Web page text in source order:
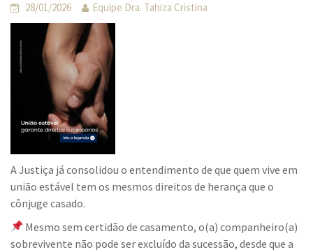
28/01/2026 Equipe Dra. Tahiza Cristina
A Justiça já consolidou o entendimento de que quem vive em
união estável tem os mesmos direitos de herança que o
cônjuge casado.
Mesmo sem certidão de casamento, o(a) companheiro(a)
sobrevivente não pode ser excluído da sucessão, desde que a